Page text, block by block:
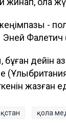
-
Эней Фалетич
бұған дейін
жазған
қола